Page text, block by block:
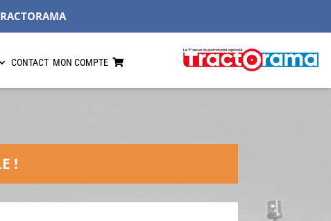
CONTACT MON COMPTE
!